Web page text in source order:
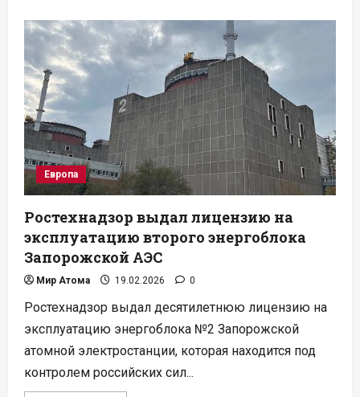
канадской
АЭС
«Брюс»:
энергоблок
готовят
к
пуску
досрочно
Европа
Ростехнадзор выдал лицензию на
эксплуатацию второго энергоблока
Запорожской АЭС
Мир Атома 19.02.2026 0
Ростехнадзор выдал десятилетнюю лицензию на
эксплуатацию энергоблока №2 Запорожской
атомной электростанции, которая находится под
контролем российских сил...